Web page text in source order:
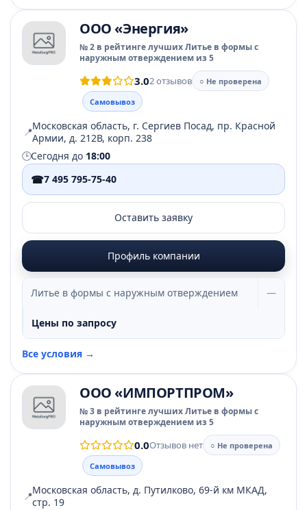
ООО «Энергия»
№ 2 в рейтинге лучших Литье в формы с
наружным отверждением из 5
3.02 отзывов
○ Не проверена
Самовывоз
📍Московская область, г. Сергиев Посад, пр. Красной
Армии, д. 212В, корп. 238
🕒Сегодня до 18:00
☎7 495 795-75-40
Оставить заявку
Профиль компании
Литье в формы с наружным отверждением —
Цены по запросу
Все условия →
ООО «ИМПОРТПРОМ»
№ 3 в рейтинге лучших Литье в формы с
наружным отверждением из 5
0.0Отзывов нет
○ Не проверена
Самовывоз
📍Московская область, д. Путилково, 69-й км МКАД,
стр. 19